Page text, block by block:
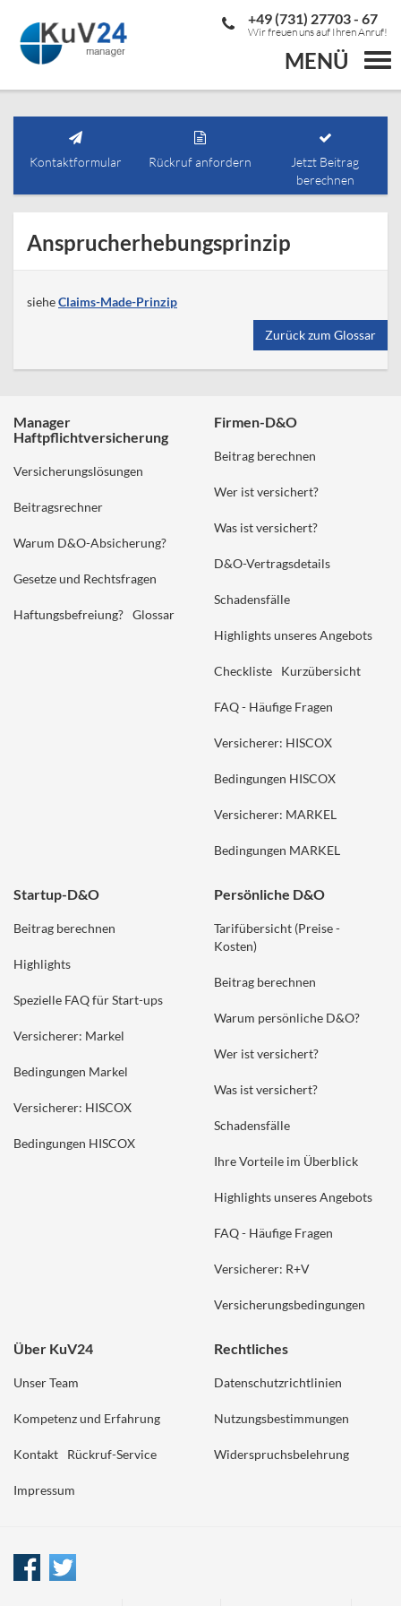
MENÜ
+49 (731) 27703 - 67
Wir freuen uns auf Ihren Anruf!
Kontaktformular Rückruf anfordern
Jetzt Beitrag
berechnen
Ansprucherhebungsprinzip
sieheClaims-Made-Prinzip
Zurück zum Glossar
Manager
Haftpflichtversicherung
Versicherungslösungen
Beitragsrechner
Warum D&O-Absicherung?
Gesetze und Rechtsfragen
Haftungsbefreiung? Glossar
Firmen-D&O
Beitrag berechnen
Wer ist versichert?
Was ist versichert?
D&O-Vertragsdetails
Schadensfälle
Highlights unseres Angebots
Checkliste Kurzübersicht
FAQ - Häufige Fragen
Versicherer: HISCOX
Bedingungen HISCOX
Versicherer: MARKEL
Bedingungen MARKEL
Startup-D&O
Beitrag berechnen
Highlights
Spezielle FAQ für Start-ups
Versicherer: Markel
Bedingungen Markel
Versicherer: HISCOX
Bedingungen HISCOX
Persönliche D&O
Tarifübersicht (Preise -
Kosten)
Beitrag berechnen
Warum persönliche D&O?
Wer ist versichert?
Was ist versichert?
Schadensfälle
Ihre Vorteile im Überblick
Highlights unseres Angebots
FAQ - Häufige Fragen
Versicherer: R+V
Versicherungsbedingungen
Über KuV24
Unser Team
Kompetenz und Erfahrung
Kontakt Rückruf-Service
Impressum
Rechtliches
Datenschutzrichtlinien
Nutzungsbestimmungen
Widerspruchsbelehrung